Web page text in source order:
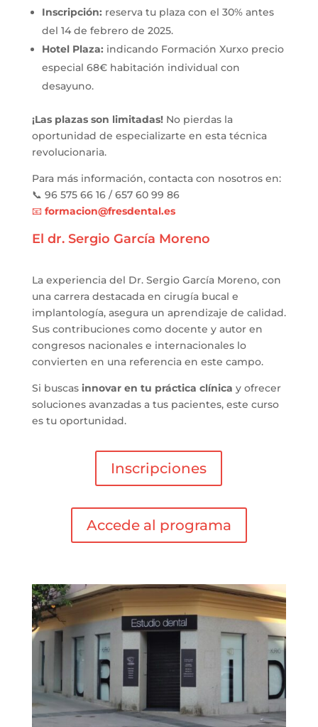
Inscripción: reserva tu plaza con el 30% antes
del 14 de febrero de 2025.
Hotel Plaza: indicando Formación Xurxo precio
especial 68€ habitación individual con
desayuno.
¡Las plazas son limitadas!No pierdas la
oportunidad de especializarte en esta técnica
revolucionaria.
Para más información, contacta con nosotros en:
📞 96 575 66 16 / 657 60 99 86
📧 formacion@fresdental.es
El dr. Sergio García Moreno
La experiencia del Dr. Sergio García Moreno, con
una carrera destacada en cirugía bucal e
implantología, asegura un aprendizaje de calidad.
Sus contribuciones como docente y autor en
congresos nacionales e internacionales lo
convierten en una referencia en este campo.
Si buscas innovar en tu práctica clínica y ofrecer
soluciones avanzadas a tus pacientes, este curso
es tu oportunidad.
Inscripciones
Accede al programa